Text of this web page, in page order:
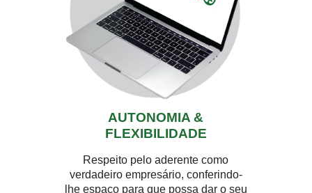
AUTONOMIA &
FLEXIBILIDADE
Respeito pelo aderente como
verdadeiro empresário, conferindo-
lhe espaço para que possa dar o seu